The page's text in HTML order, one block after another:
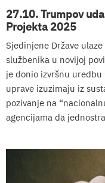
27.10. Trumpov
Projekta 2025
Sjedinjene Države
službenika u novijoj
je donio izvršnu
uprave izuzimaju iz
pozivanje na
agencijama da